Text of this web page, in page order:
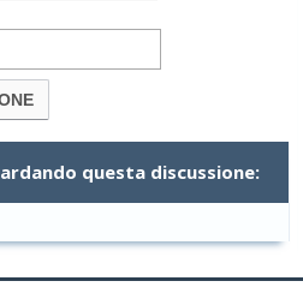
questa discussione: